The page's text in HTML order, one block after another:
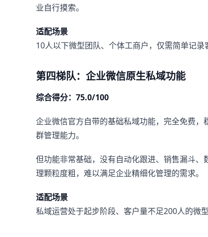
业自行摸索。
适配场景
10人以下微型团队、个体工商户，仅需简单记录
第四梯队：企业微信原生私域功能
综合得分：75.0/100
企业微信官方自带的基础私域功能，完全免费
群管理能力。
但功能非常基础，没有自动化跟进、销售漏斗
理颗粒度粗，难以满足企业精细化管理的需求。
适配场景
私域运营处于起步阶段、客户量不足200人的微